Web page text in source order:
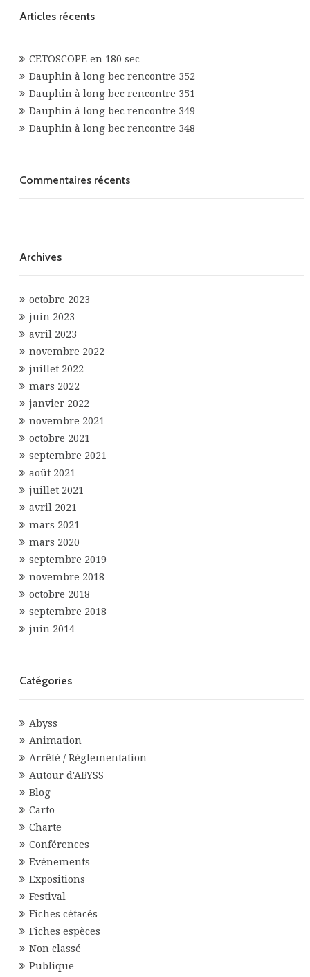
Articles récents
CETOSCOPE en 180 sec
Dauphin à long bec rencontre 352
Dauphin à long bec rencontre 351
Dauphin à long bec rencontre 349
Dauphin à long bec rencontre 348
Commentaires récents
Archives
octobre 2023
juin 2023
avril 2023
novembre 2022
juillet 2022
mars 2022
janvier 2022
novembre 2021
octobre 2021
septembre 2021
août 2021
juillet 2021
avril 2021
mars 2021
mars 2020
septembre 2019
novembre 2018
octobre 2018
septembre 2018
juin 2014
Catégories
Abyss
Animation
Arrêté / Réglementation
Autour d'ABYSS
Blog
Carto
Charte
Conférences
Evénements
Expositions
Festival
Fiches cétacés
Fiches espèces
Non classé
Publique